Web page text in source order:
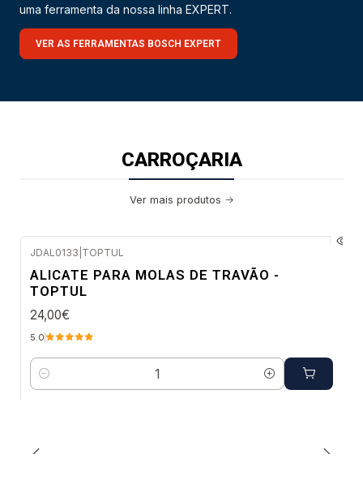
uma ferramenta da nossa linha EXPERT.
VER AS FERRAMENTAS BOSCH EXPERT
CARROÇARIA
Ver mais produtos
JDAL0133 TOPTUL
ALICATE PARA MOLAS DE TRAVÃO -
TOPTUL
24,00€
5.0
Quantidade